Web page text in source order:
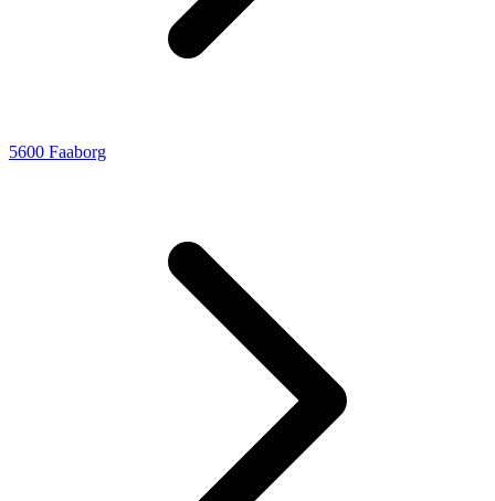
5600 Faaborg